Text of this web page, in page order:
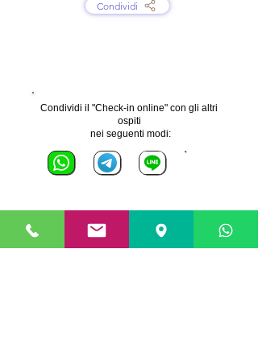
Condividi
Condividi il "Check-in online" con gli altri
ospiti
nei seguenti modi:
​privacy policy